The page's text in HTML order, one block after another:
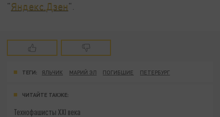
"Яндекс.Дзен".
ТЕГИ: ЯЛЬЧИК МАРИЙ ЭЛ ПОГИБШИЕ ПЕТЕРБУРГ
ЧИТАЙТЕ ТАКЖЕ:
Технофашисты XXI века